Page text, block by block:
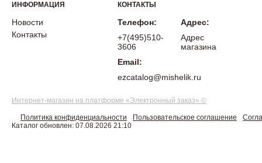
ИНФОРМАЦИЯ
Новости
Контакты
КОНТАКТЫ
Телефон:
+7(495)510-
3606
Email:
ezcatalog@mishelik.ru
Адрес:
Адрес
магазина
Интернет-магазин на платформе «Электронный заказ» ©
Политика конфиденциальности Пользовательское соглашение
Каталог обновлен: 07.08.2026 21:10